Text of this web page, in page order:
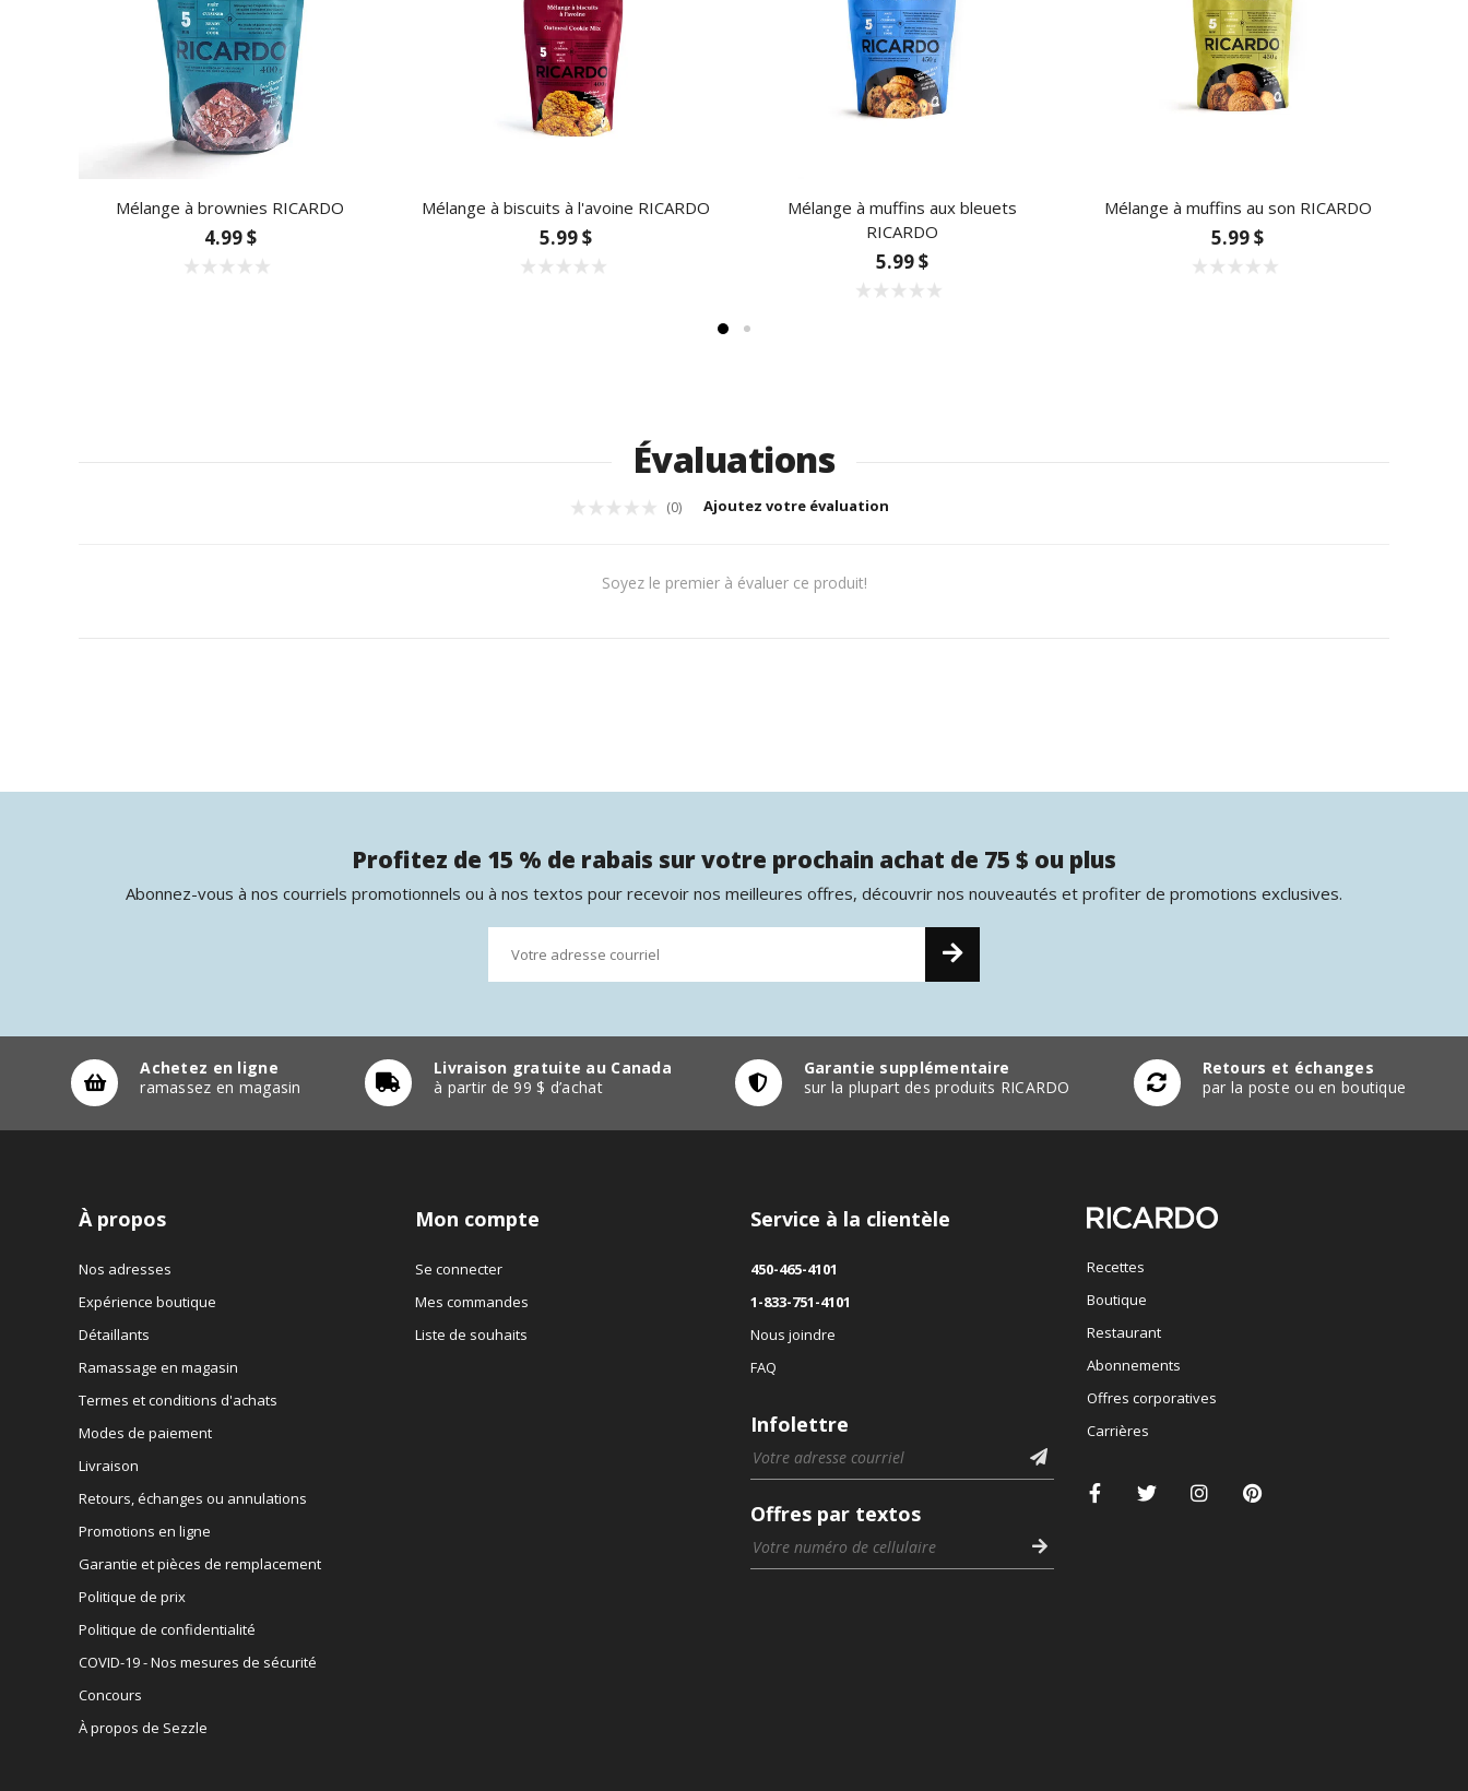
Mélange à brownies RICARDO
4.99 $
Mélange à biscuits à l'avoine RICARDO
5.99 $
Mélange à muffins aux bleuets
RICARDO
5.99 $
Mélange à muffins au son RICARDO
5.99 $
Évaluations
(0) Ajoutez votre évaluation
Soyez le premier à évaluer ce produit!
Profitez de 15 % de rabais sur votre prochain achat de 75 $ ou plus
Abonnez-vous à nos courriels promotionnels ou à nos textos pour recevoir nos meilleures offres, découvrir nos nouveautés et profiter de promotions exclusives.
Achetez en ligne
ramassez en magasin
Livraison gratuite au Canada
à partir de 99 $ d’achat
Garantie supplémentaire
sur la plupart des produits RICARDO
Retours et échanges
par la poste ou en boutique
À propos
Nos adresses
Expérience boutique
Détaillants
Ramassage en magasin
Termes et conditions d'achats
Modes de paiement
Livraison
Retours, échanges ou annulations
Promotions en ligne
Garantie et pièces de remplacement
Politique de prix
Politique de confidentialité
COVID-19 - Nos mesures de sécurité
Concours
À propos de Sezzle
Mon compte
Se connecter
Mes commandes
Liste de souhaits
Service à la clientèle
450-465-4101
1-833-751-4101
Nous joindre
FAQ
Infolettre
Offres par textos
Recettes
Boutique
Restaurant
Abonnements
Offres corporatives
Carrières